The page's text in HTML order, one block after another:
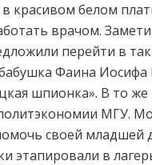
красивом белом
врачом.
перейти в
Фаина
шпионка». В то
МГУ.
своей младшей
этапировали в